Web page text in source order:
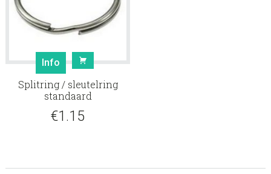
Info
Splitring / sleutelring
standaard
€1.15